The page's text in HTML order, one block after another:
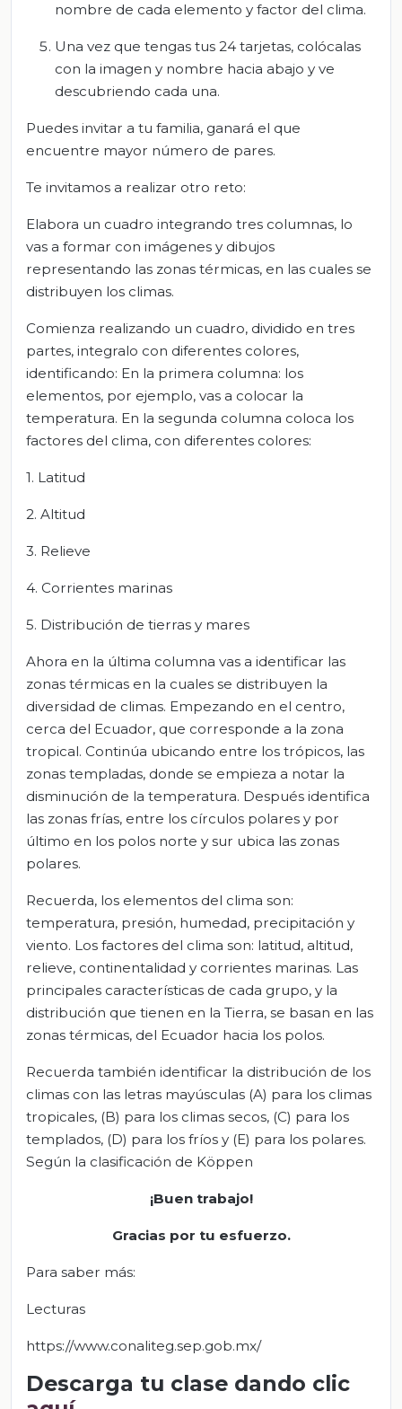
nombre de cada elemento y factor del clima.
Una vez que tengas tus 24 tarjetas, colócalas
con la imagen y nombre hacia abajo y ve
descubriendo cada una.
Puedes invitar a tu familia, ganará el que
encuentre mayor número de pares.
Te invitamos a realizar otro reto:
Elabora un cuadro integrando tres columnas, lo
vas a formar con imágenes y dibujos
representando las zonas térmicas, en las cuales se
distribuyen los climas.
Comienza realizando un cuadro, dividido en tres
partes, integralo con diferentes colores,
identificando: En la primera columna: los
elementos, por ejemplo, vas a colocar la
temperatura. En la segunda columna coloca los
factores del clima, con diferentes colores:
1. Latitud
2. Altitud
3. Relieve
4. Corrientes marinas
5. Distribución de tierras y mares
Ahora en la última columna vas a identificar las
zonas térmicas en la cuales se distribuyen la
diversidad de climas. Empezando en el centro,
cerca del Ecuador, que corresponde a la zona
tropical. Continúa ubicando entre los trópicos, las
zonas templadas, donde se empieza a notar la
disminución de la temperatura. Después identifica
las zonas frías, entre los círculos polares y por
último en los polos norte y sur ubica las zonas
polares.
Recuerda, los elementos del clima son:
temperatura, presión, humedad, precipitación y
viento. Los factores del clima son: latitud, altitud,
relieve, continentalidad y corrientes marinas. Las
principales características de cada grupo, y la
distribución que tienen en la Tierra, se basan en las
zonas térmicas, del Ecuador hacia los polos.
Recuerda también identificar la distribución de los
climas con las letras mayúsculas (A) para los climas
tropicales, (B) para los climas secos, (C) para los
templados, (D) para los fríos y (E) para los polares.
Según la clasificación de Köppen
¡Buen trabajo!
Gracias por tu esfuerzo.
Para saber más:
Lecturas
https://www.conaliteg.sep.gob.mx/
Descarga tu clase dando clic